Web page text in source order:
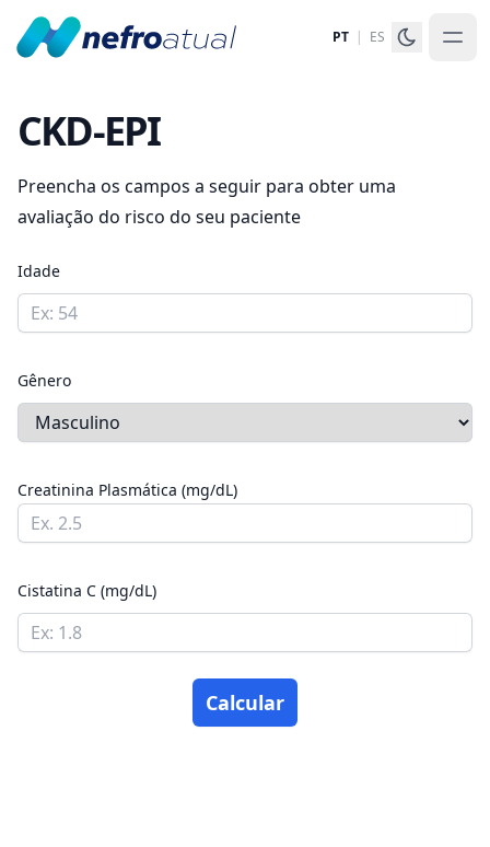
PT | ES
CKD-EPI
Preencha os campos a seguir para obter uma
avaliação do risco do seu paciente
Idade
Gênero
Creatinina Plasmática (mg/dL)
Cistatina C (mg/dL)
Calcular